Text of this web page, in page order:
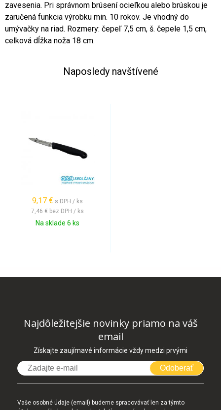
zavesenia. Pri správnom brúsení ocieľkou alebo brúskou je
zaručená funkcia výrobku min. 10 rokov. Je vhodný do
umývačky na riad. Rozmery: čepeľ 7,5 cm, š. čepele 1,5 cm,
celková dĺžka noža 18 cm.
Naposledy navštívené
9,17 € s DPH / ks
7,46 € bez DPH / ks
Na sklade 6 ks
Najdôležitejšie novinky priamo na váš
email
Získajte zaujímavé informácie vždy medzi prvými
Odoberať
Vaše osobné údaje (email) budeme spracovávať len za týmto